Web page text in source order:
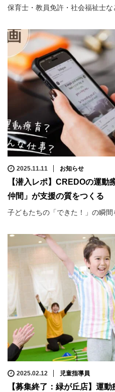
保育士・教員免許・社会福祉士
2025.11.11 お知らせ
【潜入レポ】CREDOの運動
仲間」が支援の質をつくる
子どもたちの「できた！」の瞬
2025.02.12 児童指導員
【募集終了：緑が丘店】運